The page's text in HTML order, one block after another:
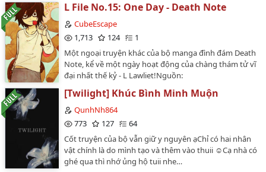
L File No.15: One Day - Death Note
CubeEscape
1,713
124
1
Một ngoại truyện khác của bộ manga đình đám Death
Note, kể về một ngày hoạt động của chàng thám tử vĩ
đại nhất thế kỷ - L Lawliet!Nguồn:
[Twilight] Khúc Bình Minh Muộn
QunhNh864
773
127
64
Cốt truyện của bộ vẫn giữ y nguyên ạChỉ có hai nhân
vật chính là do mình tạo và thêm vào thuii ☺️Cạ nhà có
ghé qua thì nhớ ủng hộ tuii nhe…